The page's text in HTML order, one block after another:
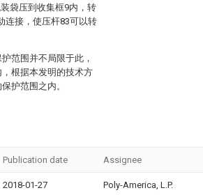
袋压到收集框9内，转
连接，使压杆83可以转
范围并不局限于此，
根据本发明的技术方
护范围之内。
Publication date Assignee
2018-01-27 Poly-America, L.P.